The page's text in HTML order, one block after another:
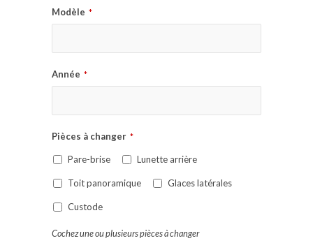
Modèle *
Année *
Pièces à changer *
Pare-brise Lunette arrière
Toit panoramique Glaces latérales
Custode
Cochez une ou plusieurs pièces à changer